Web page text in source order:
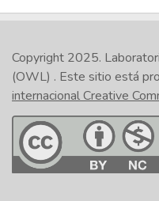
Copyright 2025.
(OWL) . Este sitio está
internacional Creative